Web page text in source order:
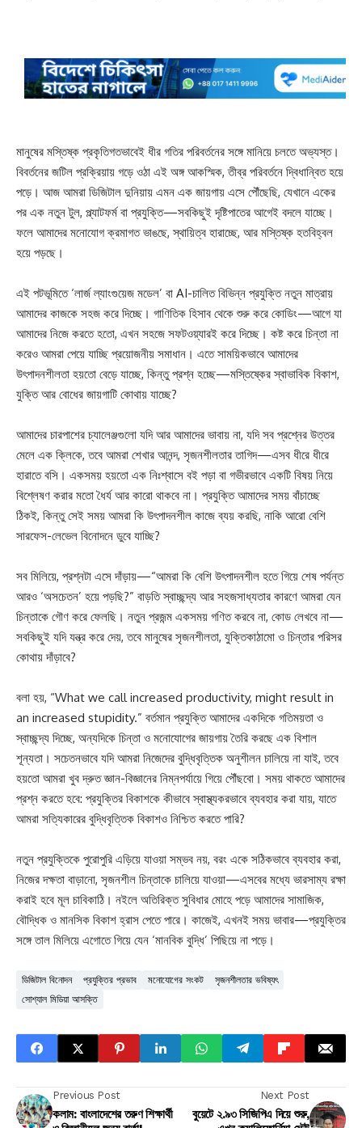
মানুষের মস্তিষ্ক প্রকৃতিগতভাবেই ধীর গতির পরিবর্তনের সঙ্গে মানিয়ে চলতে অভ্যস্ত।
বিবর্তনের জটিল প্রক্রিয়ায় গড়ে ওঠা এই অঙ্গ আকস্মিক, তীব্র পরিবর্তনে দ্বিধান্বিত হয়ে
পড়ে। আজ আমরা ডিজিটাল দুনিয়ায় এমন এক জায়গায় এসে পৌঁছেছি, যেখানে একের
পর এক নতুন টুল, প্ল্যাটফর্ম বা প্রযুক্তি—সবকিছুই দৃষ্টিপাতের আগেই বদলে যাচ্ছে।
ফলে আমাদের মনোযোগ ক্রমাগত ভাঙছে, স্থায়িত্ব হারাচ্ছে, আর মস্তিষ্ক হতবিহ্বল
হয়ে পড়ছে।
এই পটভূমিতে ‘লার্জ ল্যাংগুয়েজ মডেল’ বা AI-চালিত বিভিন্ন প্রযুক্তি নতুন মাত্রায়
আমাদের কাজকে সহজ করে দিচ্ছে। গাণিতিক হিসাব থেকে শুরু করে কোডিং—আগে যা
আমাদের নিজে করতে হতো, এখন সহজে সফটওয়্যারই করে দিচ্ছে। কষ্ট করে চিন্তা না
করেও আমরা পেয়ে যাচ্ছি প্রয়োজনীয় সমাধান। এতে সাময়িকভাবে আমাদের
উৎপাদনশীলতা হয়তো বেড়ে যাচ্ছে, কিন্তু প্রশ্ন হচ্ছে—মস্তিষ্কের স্বাভাবিক বিকাশ,
যুক্তি আর বোধের জায়গাটি কোথায় যাচ্ছে?
আমাদের চারপাশের চ্যালেঞ্জগুলো যদি আর আমাদের ভাবায় না, যদি সব প্রশ্নের উত্তর
মেলে এক ক্লিকে, তবে আমরা শেখার আনন্দ, সৃজনশীলতার তাগিদ—এসব ধীরে ধীরে
হারাতে বসি। একসময় হয়তো এক নিঃশ্বাসে বই পড়া বা গভীরভাবে একটি বিষয় নিয়ে
বিশ্লেষণ করার মতো ধৈর্য আর কারো থাকবে না। প্রযুক্তি আমাদের সময় বাঁচাচ্ছে
ঠিকই, কিন্তু সেই সময় আমরা কি উৎপাদনশীল কাজে ব্যয় করছি, নাকি আরো বেশি
সারফেস-লেভেল বিনোদনে ডুবে যাচ্ছি?
সব মিলিয়ে, প্রশ্নটা এসে দাঁড়ায়—“আমরা কি বেশি উৎপাদনশীল হতে গিয়ে শেষ পর্যন্ত
আরও ‘অসচেতন’ হয়ে পড়ছি?” বাড়তি স্বাচ্ছন্দ্য আর সহজসাধ্যতার কারণে আমরা যেন
চিন্তাকে গৌণ করে ফেলছি। নতুন প্রজন্ম একসময় গণিত করবে না, কোড লেখবে না—
সবকিছুই যদি যন্ত্র করে দেয়, তবে মানুষের সৃজনশীলতা, যুক্তিকাঠামো ও চিন্তার পরিসর
কোথায় দাঁড়াবে?
বলা হয়, “What we call increased productivity, might result in
an increased stupidity.” বর্তমান প্রযুক্তি আমাদের একদিকে গতিময়তা ও
স্বাচ্ছন্দ্য দিচ্ছে, অন্যদিকে চিন্তা ও মনোযোগের জায়গায় তৈরি করছে এক বিশাল
শূন্যতা। সচেতনভাবে যদি আমরা নিজেদের বুদ্ধিবৃত্তিক অনুশীলন চালিয়ে না যাই, তবে
হয়তো আমরা খুব দ্রুত জ্ঞান-বিজ্ঞানের নিম্নপর্যায়ে গিয়ে পৌঁছবো। সময় থাকতে আমাদের
প্রশ্ন করতে হবে: প্রযুক্তির বিকাশকে কীভাবে স্বাস্থ্যকরভাবে ব্যবহার করা যায়, যাতে
আমরা সত্যিকারের বুদ্ধিবৃত্তিক বিকাশও নিশ্চিত করতে পারি?
নতুন প্রযুক্তিকে পুরোপুরি এড়িয়ে যাওয়া সম্ভব নয়, বরং একে সঠিকভাবে ব্যবহার করা,
নিজের দক্ষতা বাড়ানো, সৃজনশীল চিন্তাকে চালিয়ে যাওয়া—এসবের মধ্যে ভারসাম্য রক্ষা
করাই হবে মূল চাবিকাঠি। নইলে অতিরিক্ত সুবিধার মোহে পড়ে আমাদের সামাজিক,
বৌদ্ধিক ও মানসিক বিকাশ হ্রাস পেতে পারে। কাজেই, এখনই সময় ভাবার—প্রযুক্তির
সঙ্গে তাল মিলিয়ে এগোতে গিয়ে যেন ‘মানবিক বুদ্ধি’ পিছিয়ে না পড়ে।
ডিজিটাল বিনোদন প্রযুক্তির প্রভাব মনোযোগের সংকট
সৃজনশীলতার ভবিষ্যৎ
সোশ্যাল মিডিয়া আসক্তি
Previous Post
কলাম: বাংলাদেশের তরুণ শিক্ষার্থী
Next Post
বুয়েটে ২.৯৩ সিজিপিএ দিয়ে শুরু,